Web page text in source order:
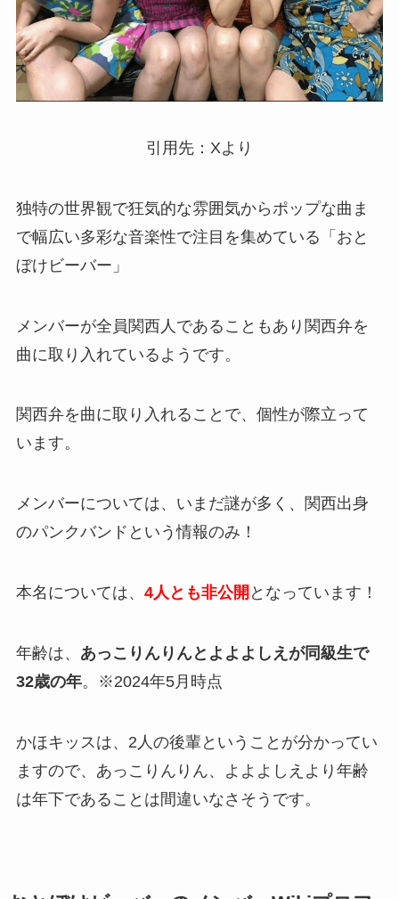
引用先：Xより
独特の世界観で狂気的な雰囲気からポップな曲ま
で幅広い多彩な音楽性で注目を集めている「おと
ぼけビーバー」
メンバーが全員関西人であることもあり関西弁を
曲に取り入れているようです。
関西弁を曲に取り入れることで、個性が際立って
います。
メンバーについては、いまだ謎が多く、関西出身
のパンクバンドという情報のみ！
本名については、 4人とも非公開 となっています！
年齢は、 あっこりんりんとよよよしえが同級生で
32歳の年。※2024年5月時点
かほキッスは、2人の後輩ということが分かってい
ますので、あっこりんりん、よよよしえより年齢
は年下であることは間違いなさそうです。